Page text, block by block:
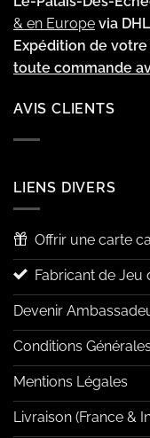
& en Europe via
Expédition de
toute commande
AVIS CLIENTS
LIENS DIVERS
Offrir une carte
Fabricant de Jeu
Devenir
Conditions
Mentions Légales
Livraison (France &